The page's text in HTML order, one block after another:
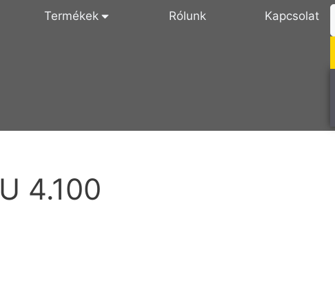
Termékek Rólunk
Kapcsolat
U 4.100